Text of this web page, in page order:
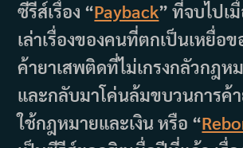
ซีรีส์เรื่อง “Payback” ที่จบไปเ
เล่าเรื่องของคนที่ตกเป็นเหยื่อ
ค้ายาเสพติดที่ไม่เกรงกลัวกฎห
และกลับมาโค่นล้มขบวนการค้
ใช้กฎหมายและเงิน หรือ “